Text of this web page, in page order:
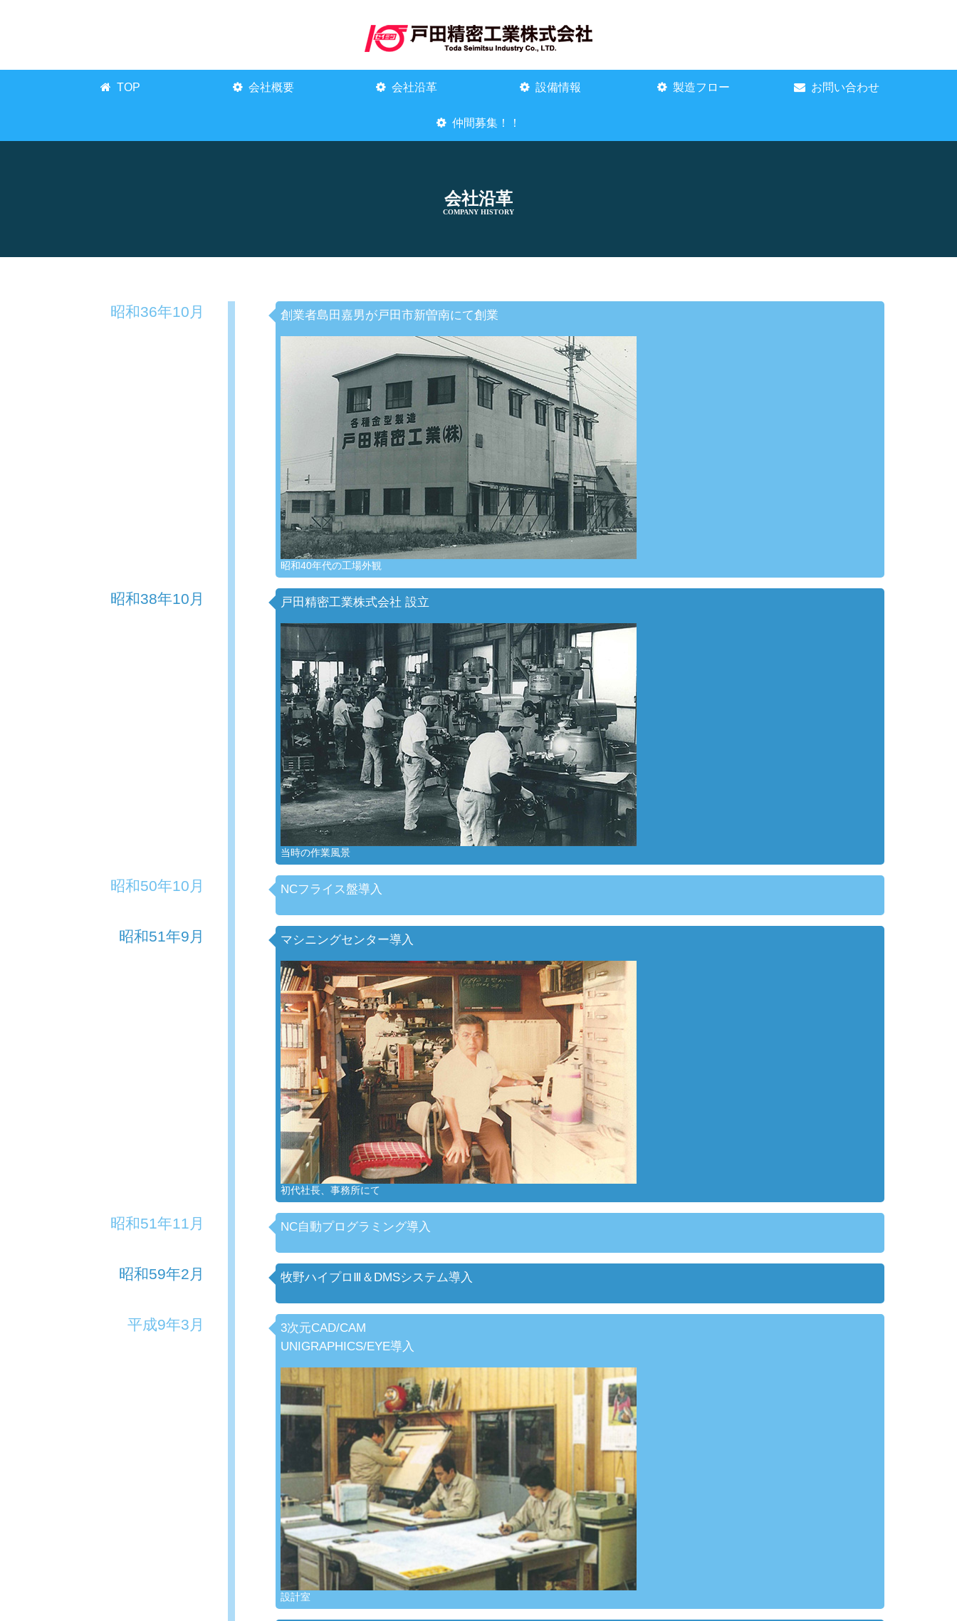
TOP 会社概要 会社沿革 設備情報 製造フロー お問い合わせ
仲間募集！！
会社沿革
COMPANY HISTORY
昭和36年10月 創業者島田嘉男が戸田市新曽南にて創業
昭和40年代の工場外観
昭和38年10月 戸田精密工業株式会社 設立
当時の作業風景
昭和50年10月 NCフライス盤導入
昭和51年9月 マシニングセンター導入
初代社長、事務所にて
昭和51年11月 NC自動プログラミング導入
昭和59年2月 牧野ハイプロⅢ＆DMSシステム導入
平成9年3月
3次元CAD/CAM
UNIGRAPHICS/EYE導入
設計室